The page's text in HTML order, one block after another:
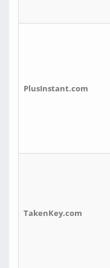
PlusInstant.com
TakenKey.com